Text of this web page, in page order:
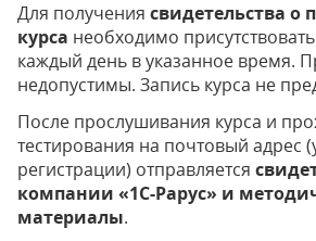
Для получения свидетельства о
курса необходимо
каждый день в указанное время.
недопустимы. Запись курса не
После прослушивания курса и
тестирования на почтовый адрес
регистрации) отправляется
компании «1С-Рарус» и
материалы.